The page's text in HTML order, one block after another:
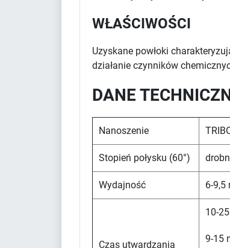
WŁAŚCIWOŚCI
Uzyskane powłoki
działanie czynników
DANE
Nanoszenie
Stopień połysku (60°)
Wydajność 6-9,5
Czas utwardzania
10-
9-15